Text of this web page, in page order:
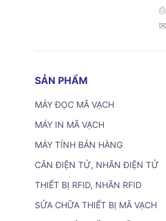
SẢN PHẨM
MÁY ĐỌC MÃ VẠCH
MÁY IN MÃ VẠCH
MÁY TÍNH BÁN HÀNG
CÂN ĐIỆN TỬ, NHÃN ĐIỆN TỬ
THIẾT BỊ RFID, NHÃN RFID
SỬA CHỮA THIẾT BỊ MÃ VẠCH